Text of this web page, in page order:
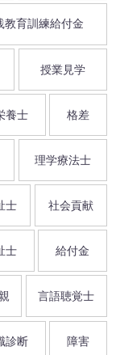
教育訓練給付金
授業見学
養士 格差
理学療法士
士 社会貢献
士 給付金
言語聴覚士
診断 障害